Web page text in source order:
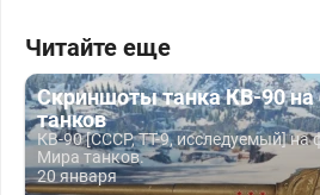
Читайте еще
Скриншоты танка КВ-90 на
танков
КВ-90 [СССР, ТТ-9, исследуемый] на
Мира танков.
20 января